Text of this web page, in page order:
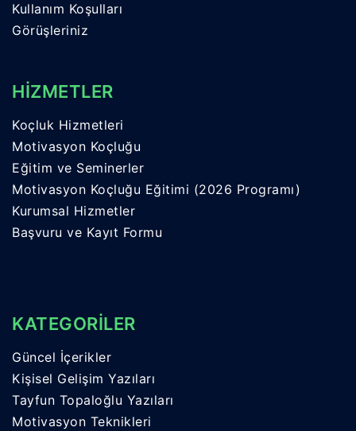
Kullanım Koşulları
Görüşleriniz
HİZMETLER
Koçluk Hizmetleri
Motivasyon Koçluğu
Eğitim ve Seminerler
Motivasyon Koçluğu Eğitimi (2026 Programı)
Kurumsal Hizmetler
Başvuru ve Kayıt Formu
KATEGORİLER
Güncel İçerikler
Kişisel Gelişim Yazıları
Tayfun Topaloğlu Yazıları
Motivasyon Teknikleri